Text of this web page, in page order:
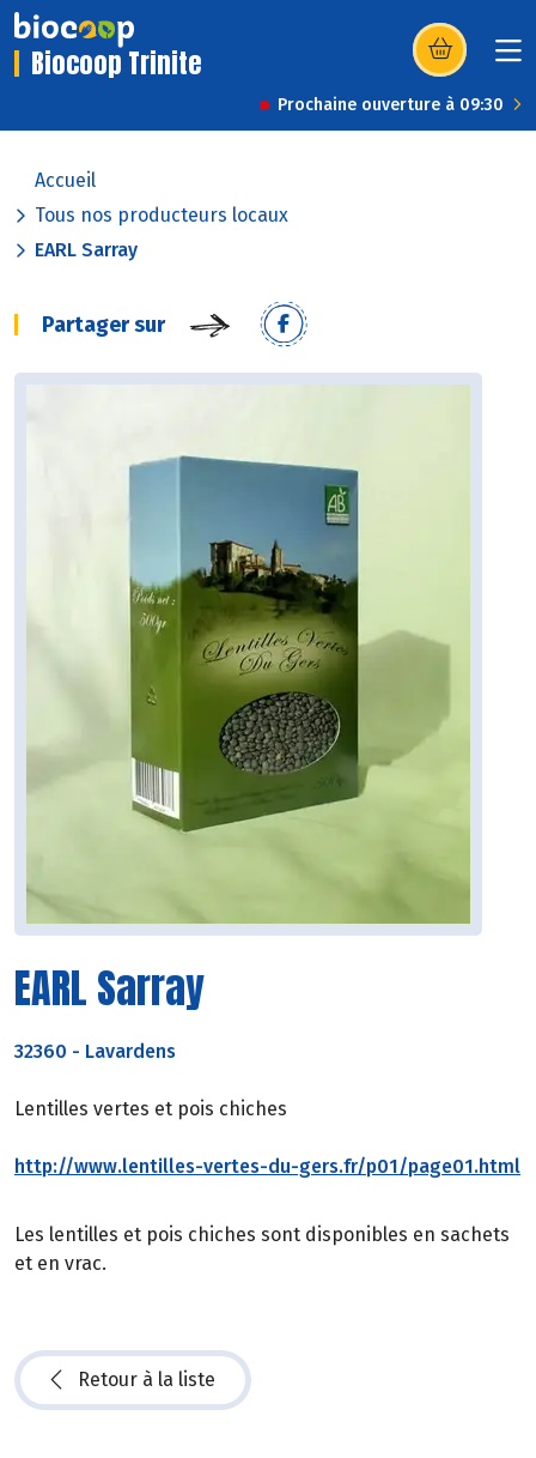
Biocoop Trinite (s’ouvre dans
Prochaine ouverture à 09:30
Accueil
Tous nos producteurs locaux
EARL Sarray
Partager sur
EARL Sarray
32360 - Lavardens
Lentilles vertes et pois chiches
http://www.lentilles-vertes-du-gers.fr/p01/page01.html
Les lentilles et pois chiches sont disponibles en sachets
et en vrac.
Retour à la liste